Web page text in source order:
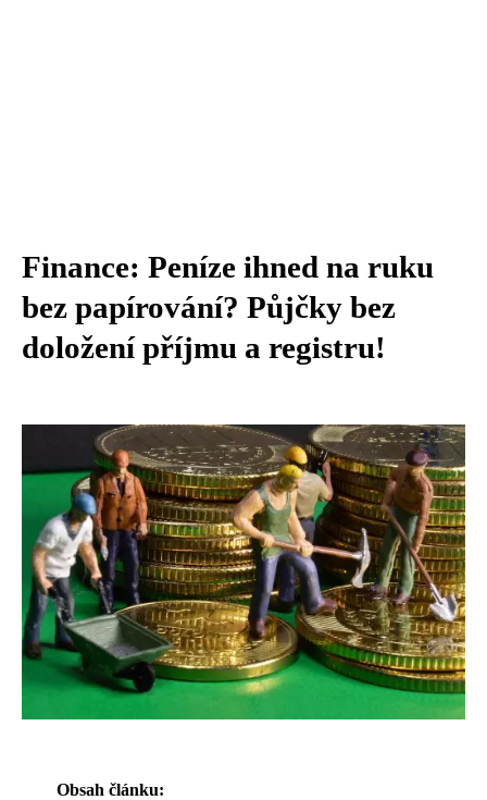
Finance: Peníze ihned na ruku
bez papírování? Půjčky bez
doložení příjmu a registru!
Obsah článku: